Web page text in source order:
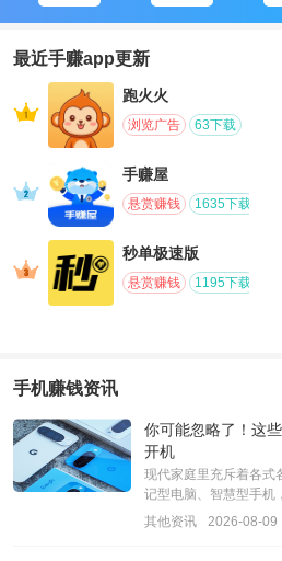
最近手赚app更新
跑火火
浏览广告 63下载
手赚屋
悬赏赚钱 1635下载
秒单极速版
悬赏赚钱 1195下载
手机赚钱资讯
你可能忽略了！这
开机
现代家庭里充斥着各式
记型电脑、智慧型手机
其他资讯
2026-08-09